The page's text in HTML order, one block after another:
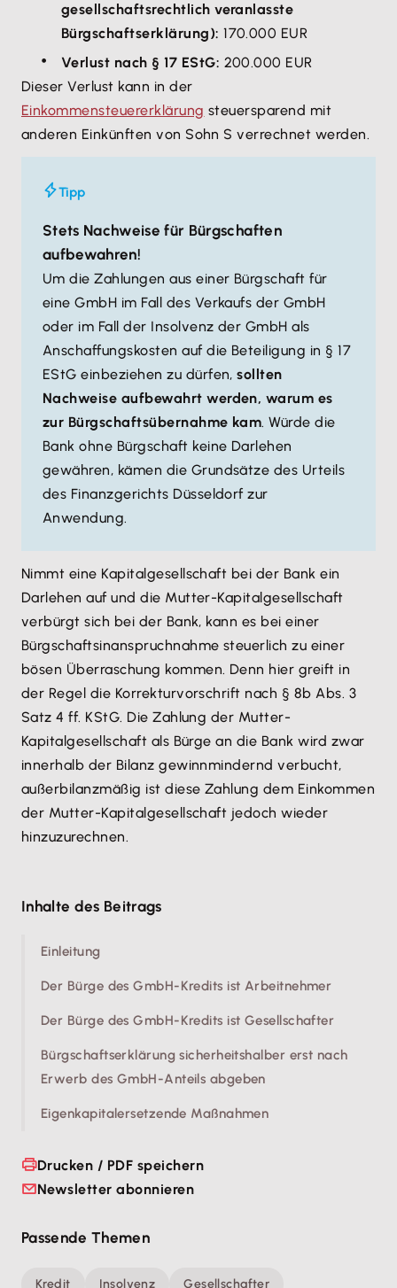
gesellschaftsrechtlich veranlasste
Bürgschaftserklärung): 170.000 EUR
Verlust nach § 17 EStG: 200.000 EUR
Dieser Verlust kann in der
Einkommensteuererklärung steuersparend mit
anderen Einkünften von Sohn S verrechnet werden.
Tipp
Stets Nachweise für Bürgschaften
aufbewahren!
Um die Zahlungen aus einer Bürgschaft für
eine GmbH im Fall des Verkaufs der GmbH
oder im Fall der Insolvenz der GmbH als
Anschaffungskosten auf die Beteiligung in § 17
EStG einbeziehen zu dürfen,sollten
Nachweise aufbewahrt werden, warum es
zur Bürgschaftsübernahme kam. Würde die
Bank ohne Bürgschaft keine Darlehen
gewähren, kämen die Grundsätze des Urteils
des Finanzgerichts Düsseldorf zur
Anwendung.
Nimmt eine Kapitalgesellschaft bei der Bank ein
Darlehen auf und die Mutter-Kapitalgesellschaft
verbürgt sich bei der Bank, kann es bei einer
Bürgschaftsinanspruchnahme steuerlich zu einer
bösen Überraschung kommen. Denn hier greift in
der Regel die Korrekturvorschrift nach § 8b Abs. 3
Satz 4 ff. KStG. Die Zahlung der Mutter-
Kapitalgesellschaft als Bürge an die Bank wird zwar
innerhalb der Bilanz gewinnmindernd verbucht,
außerbilanzmäßig ist diese Zahlung dem Einkommen
der Mutter-Kapitalgesellschaft jedoch wieder
hinzuzurechnen.
Inhalte des Beitrags
Einleitung
Der Bürge des GmbH-Kredits ist Arbeitnehmer
Der Bürge des GmbH-Kredits ist Gesellschafter
Bürgschaftserklärung sicherheitshalber erst nach
Erwerb des GmbH-Anteils abgeben
Eigenkapitalersetzende Maßnahmen
Drucken / PDF speichern
Newsletter abonnieren
Passende Themen
Kredit Insolvenz Gesellschafter